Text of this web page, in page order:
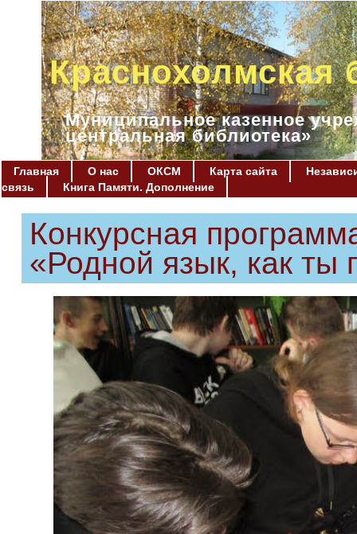
Краснохолмская
Муниципальное казенное
центральная библиотека»
Главная О нас ОКСМ Карта сайта
связь
Книга Памяти. Дополнение
Конкурсная
«Родной язык, как ты